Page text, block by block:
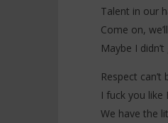
Talent in our
Come on,
Maybe I
Respect
I fuck you like
We have the